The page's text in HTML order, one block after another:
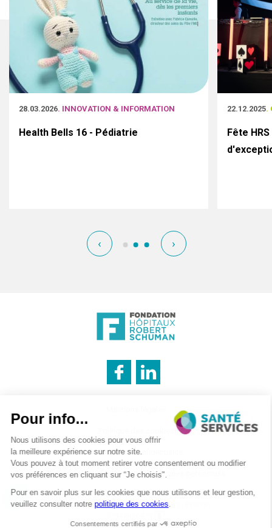
28.03.2026. INNOVATION & INFORMATION
Health Bells 16 - Pédiatrie
22.12.2025.
Fête
‹ ›
INNOVATION & INFORMATION LOGISTIQUE CATERING
Politique de confidentialité
Recrutement – traitement des données personnels
©2026 . SanteServices . Tous droits réservés